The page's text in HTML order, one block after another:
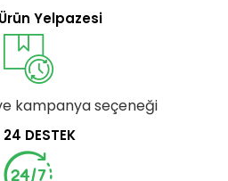
Yelpazesi
kampanya seçeneği
DESTEK